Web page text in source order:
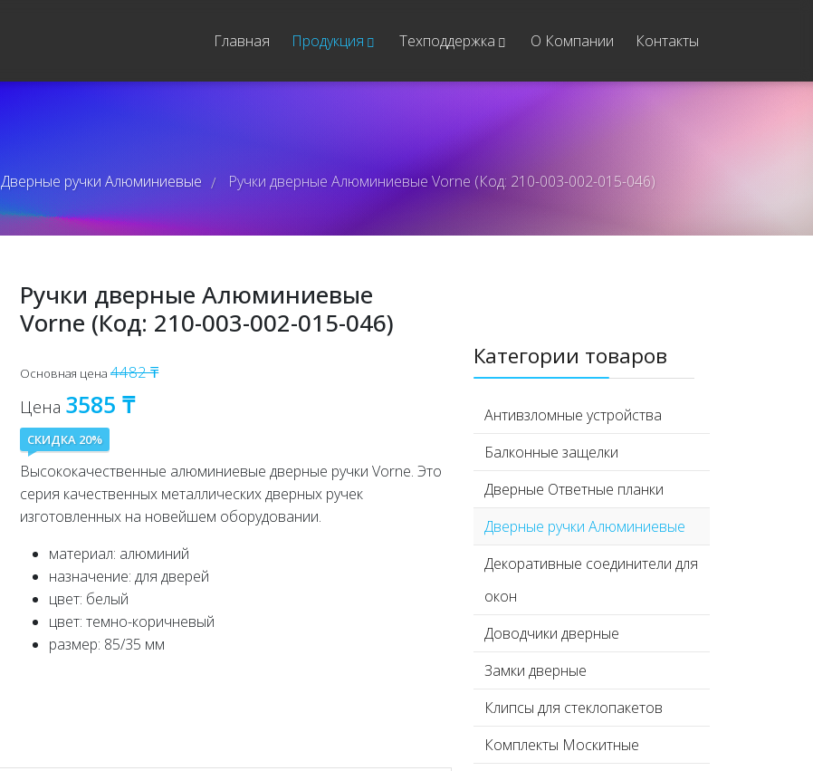
Главная Продукция Техподдержка О Компании Контакты
Дверные ручки Алюминиевые / Ручки дверные Алюминиевые Vorne (Код: 210-003-002-015-046)
Ручки дверные Алюминиевые
Vorne (Код: 210-003-002-015-046)
Основная цена4482 ₸
Цена 3585 ₸
СКИДКА 20%
Высококачественные алюминиевые дверные ручки Vorne. Это
серия качественных металлических дверных ручек
изготовленных на новейшем оборудовании.
материал: алюминий
назначение: для дверей
цвет: белый
цвет: темно-коричневый
размер: 85/35 мм
Категории товаров
Антивзломные устройства
Балконные защелки
Дверные Ответные планки
Дверные ручки Алюминиевые
Декоративные соединители для
окон
Доводчики дверные
Замки дверные
Клипсы для стеклопакетов
Комплекты Москитные